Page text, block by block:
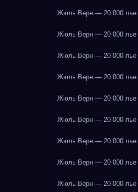
Жюль Верн — 20 000 лье
Жюль Верн — 20 000 лье
Жюль Верн — 20 000 лье
Жюль Верн — 20 000 лье
Жюль Верн — 20 000 лье
Жюль Верн — 20 000 лье
Жюль Верн — 20 000 лье
Жюль Верн — 20 000 лье
Жюль Верн — 20 000 лье